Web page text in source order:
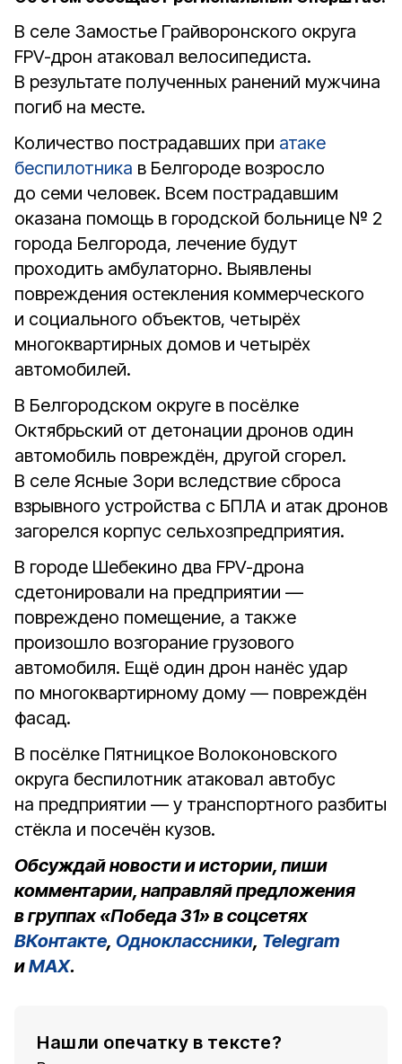
В селе Замостье Грайворонского округа
FPV-дрон атаковал велосипедиста.
В результате полученных ранений мужчина
погиб на месте.
Количество пострадавших при атаке
беспилотника в Белгороде возросло
до семи человек. Всем пострадавшим
оказана помощь в городской больнице № 2
города Белгорода, лечение будут
проходить амбулаторно. Выявлены
повреждения остекления коммерческого
и социального объектов, четырёх
многоквартирных домов и четырёх
автомобилей.
В Белгородском округе в посёлке
Октябрьский от детонации дронов один
автомобиль повреждён, другой сгорел.
В селе Ясные Зори вследствие сброса
взрывного устройства с БПЛА и атак дронов
загорелся корпус сельхозпредприятия.
В городе Шебекино два FPV-дрона
сдетонировали на предприятии —
повреждено помещение, а также
произошло возгорание грузового
автомобиля. Ещё один дрон нанёс удар
по многоквартирному дому — повреждён
фасад.
В посёлке Пятницкое Волоконовского
округа беспилотник атаковал автобус
на предприятии — у транспортного разбиты
стёкла и посечён кузов.
Обсуждай новости и истории, пиши
комментарии, направляй предложения
в группах «Победа 31» в соцсетях
ВКонтакте, Одноклассники, Telegram
иMAX.
Нашли опечатку в тексте?